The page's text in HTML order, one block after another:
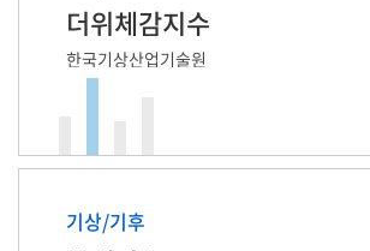
더위체감지수
한국기상산업기술원
기상/기후